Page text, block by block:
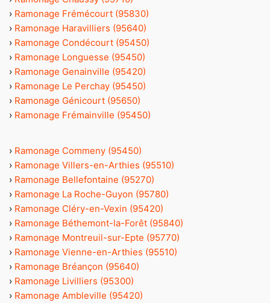
› Ramonage Frémécourt (95830)
› Ramonage Haravilliers (95640)
› Ramonage Condécourt (95450)
› Ramonage Longuesse (95450)
› Ramonage Genainville (95420)
› Ramonage Le Perchay (95450)
› Ramonage Génicourt (95650)
› Ramonage Frémainville (95450)
› Ramonage Commeny (95450)
› Ramonage Villers-en-Arthies (95510)
› Ramonage Bellefontaine (95270)
› Ramonage La Roche-Guyon (95780)
› Ramonage Cléry-en-Vexin (95420)
› Ramonage Béthemont-la-Forêt (95840)
› Ramonage Montreuil-sur-Epte (95770)
› Ramonage Vienne-en-Arthies (95510)
› Ramonage Bréançon (95640)
› Ramonage Livilliers (95300)
› Ramonage Ambleville (95420)